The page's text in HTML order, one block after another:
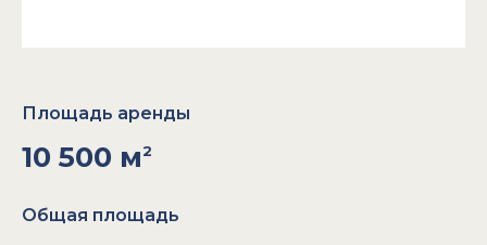
Площадь аренды
10 500 м2
Общая площадь